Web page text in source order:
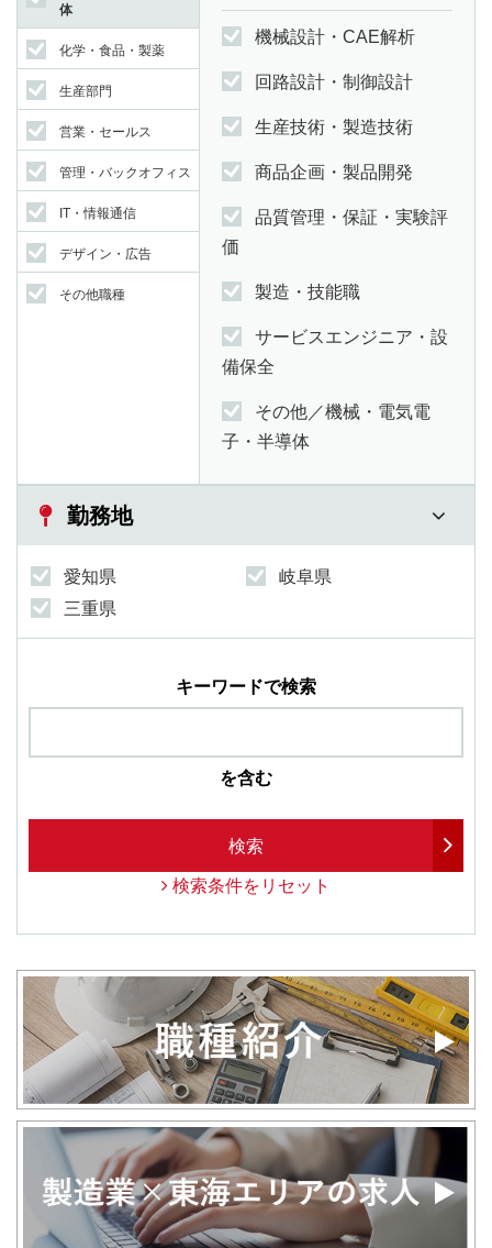
体
化学・食品・製薬
生産部門
営業・セールス
管理・バックオフィス
IT・情報通信
デザイン・広告
その他職種
機械設計・CAE解析
回路設計・制御設計
生産技術・製造技術
商品企画・製品開発
品質管理・保証・実験評
価
製造・技能職
サービスエンジニア・設
備保全
その他／機械・電気電
子・半導体
勤務地
愛知県
岐阜県
三重県
キーワードで検索
を含む
検索
検索条件をリセット